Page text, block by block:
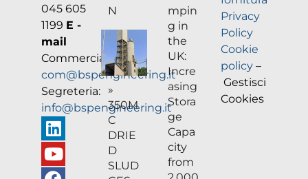
045 605
1199 E -
mail
Commerciale:
com@bspengineering.it
Segreteria:
info@bspengineering.it
N
»
350M
C
DRIE
D
SLUD
mpin
g in
the
UK:
Incre
asing
Stora
ge
Capa
city
from
Privacy
Policy
Cookie
policy –
Gestisci
Cookies